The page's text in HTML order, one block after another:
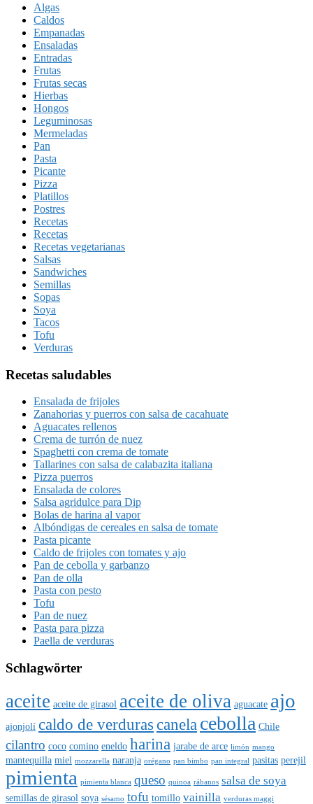
Algas
Caldos
Empanadas
Ensaladas
Entradas
Frutas
Frutas secas
Hierbas
Hongos
Leguminosas
Mermeladas
Pan
Pasta
Picante
Pizza
Platillos
Postres
Recetas
Recetas
Recetas vegetarianas
Salsas
Sandwiches
Semillas
Sopas
Soya
Tacos
Tofu
Verduras
Recetas saludables
Ensalada de frijoles
Zanahorias y puerros con salsa de cacahuate
Aguacates rellenos
Crema de turrón de nuez
Spaghetti con crema de tomate
Tallarines con salsa de calabazita italiana
Pizza puerros
Ensalada de colores
Salsa agridulce para Dip
Bolas de harina al vapor
Albóndigas de cereales en salsa de tomate
Pasta picante
Caldo de frijoles con tomates y ajo
Pan de cebolla y garbanzo
Pan de olla
Pasta con pesto
Tofu
Pan de nuez
Pasta para pizza
Paella de verduras
Schlagwörter
aceite aceite de girasol aceite de oliva aguacate ajo
ajonjolí caldo de verdurascanela cebolla Chile
cilantro coco comino eneldo harina jarabe de arce limón mango
mantequilla miel mozzarella naranja orégano pan bimbo pan integral pasitas perejil
pimienta pimienta blanca queso quinoa rábanos salsa de soya
semillas de girasol soya sésamo tofu tomillo vainilla verduras maggi